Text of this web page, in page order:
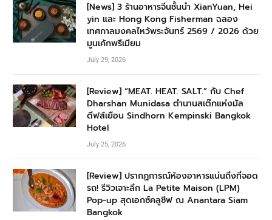
[News] 3 ร้านอาหารจีนชั้นนำ XianYuan, Hei
yin และ Hong Kong Fisherman ฉลอง
เทศกาลมงคลไหว้พระจันทร์ 2569 / 2026 ด้วย
มูนเค้กพรีเมียม
July 29, 2026
[Review] “MEAT. HEAT. SALT.” กับ Chef
Dharshan Munidasa ตำนานสเต๊กแห่งมัล
ดีฟส์เยือน Sindhorn Kempinski Bangkok
Hotel
July 25, 2026
[Review] ปรากฏการณ์ห้องอาหารแน่นถึงที่จอด
รถ! รีวิวเจาะลึก La Petite Maison (LPM)
Pop-up สุดเอกซ์คลูซีฟ ณ Anantara Siam
Bangkok